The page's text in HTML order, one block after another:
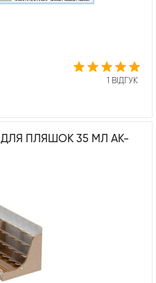
1 ВІДГУК
ПЛЯШОК 35 МЛ АК-